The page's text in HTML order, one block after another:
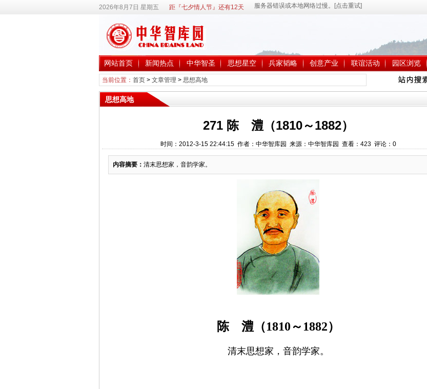
2026年8月7日 星期五 距『七夕情人节』还有12天
网站首页 新闻热点 中华智圣 思想星空 兵家韬略 创意产业 联谊活动 园区浏览
当前位置： 首页> 文章管理 > 思想高地
思想高地
271 陈 澧（1810～1882）
时间：2012-3-15 22:44:15 作者：中华智库园 来源：中华智库园 查看： 423评论： 0
内容摘要： 清末思想家，音韵学家。
陈 澧（1810 ～ 1882）
清末思想家， 音韵学家。